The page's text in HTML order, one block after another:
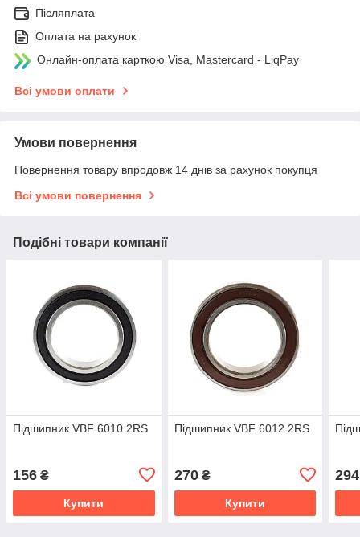
Післяплата
Оплата на рахунок
Онлайн-оплата карткою Visa, Mastercard - LiqPay
Всі умови оплати
Умови повернення
Повернення товару впродовж 14 днів за рахунок покупця
Всі умови повернення
Подібні товари компанії
Підшипник VBF 6010 2RS
156 ₴
Купити
Підшипник VBF 6012 2RS
270₴
Купити
294